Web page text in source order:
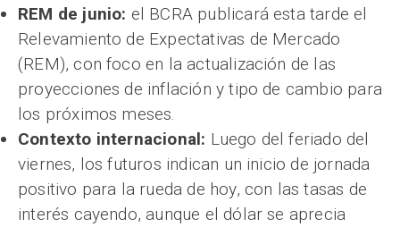
REM de junio: el BCRA publicará esta tarde el
Relevamiento de Expectativas de Mercado
(REM), con foco en la actualización de las
proyecciones de inflación y tipo de cambio para
los próximos meses.
Contexto internacional: Luego del feriado del
viernes, los futuros indican un inicio de jornada
positivo para la rueda de hoy, con las tasas de
interés cayendo, aunque el dólar se aprecia